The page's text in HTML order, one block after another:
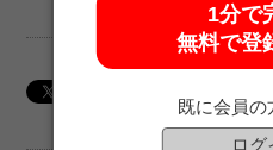
1分で
無料で登
既に会員の
ログ